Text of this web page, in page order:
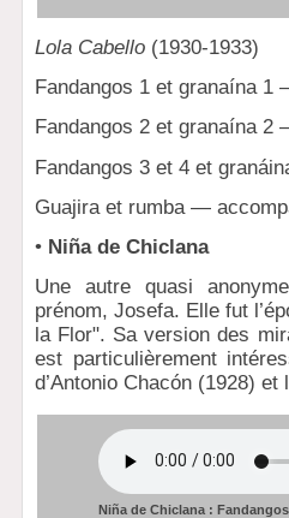
Lola Cabello (1930-1933)
Fandangos 1 et granaína
Fandangos 2 et granaína
Fandangos 3 et 4 et
Guajira et rumba —
• Niña de Chiclana
Une autre quasi
prénom, Josefa. Elle fut
la Flor". Sa version des
est particulièrement
d’Antonio Chacón (1928)
Niña de Chiclana :